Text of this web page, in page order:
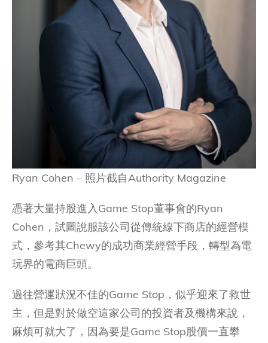
Ryan Cohen – 照片截自Authority Magazine
憑著大量持股進入Game Stop董事會的Ryan
Cohen，試圖說服該公司從傳統線下商店的經營模
式，參考其Chewy的成功商業經營手段，轉型為電
玩界的電商巨頭。
過往營運狀況不佳的Game Stop，似乎迎來了救世
主，但是對於做空這家公司的投資者及機構來說，
麻煩可就大了，因為要是Game Stop股價一直攀